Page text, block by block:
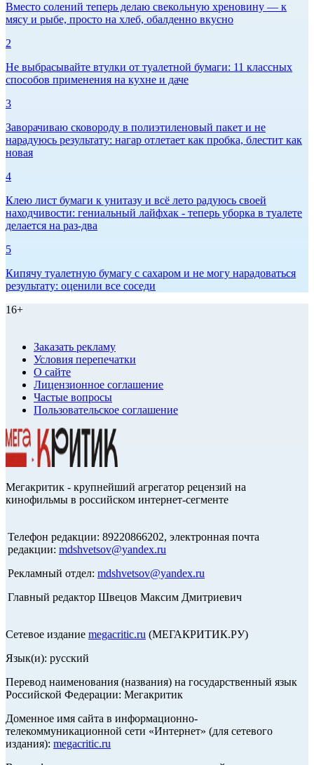
Вместо солений теперь делаю свекольную хреновину — к
мясу и рыбе, просто на хлеб, обалденно вкусно
2
Не выбрасывайте втулки от туалетной бумаги: 11 классных
способов применения на кухне и даче
3
Заворачиваю сковороду в полиэтиленовый пакет и не
нарадуюсь результату: нагар отлетает как пробка, блестит как
новая
4
Клею лист бумаги к унитазу и всё лето радуюсь своей
находчивости: гениальный лайфхак - теперь уборка в туалете
делается на раз-два
5
Кипячу туалетную бумагу с сахаром и не могу нарадоваться
результату: оценили все соседи
16+
Заказать рекламу
Условия перепечатки
О сайте
Лицензионное соглашение
Частые вопросы
Пользовательское соглашение
Мегакритик - крупнейший агрегатор рецензий на
кинофильмы в российском интернет-сегменте
Телефон редакции: 89220866202, электронная почта
редакции: mdshvetsov@yandex.ru
Рекламный отдел: mdshvetsov@yandex.ru
Главный редактор Швецов Максим Дмитриевич
Сетевое издание megacritic.ru (МЕГАКРИТИК.РУ)
Язык(и): русский
Перевод наименования (названия) на государственный язык
Российской Федерации: Мегакритик
Доменное имя сайта в информационно-
телекоммуникационной сети «Интернет» (для сетевого
издания): megacritic.ru